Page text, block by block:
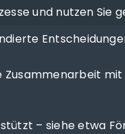
und nutzen Sie
Zusammenarbeit
– siehe etwa